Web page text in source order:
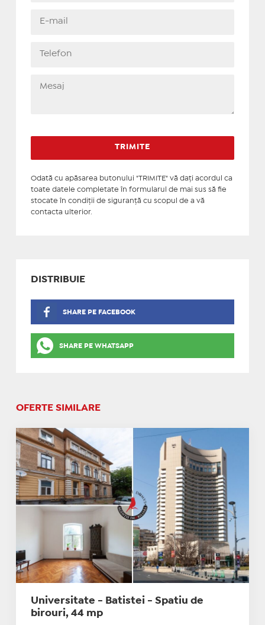
Odată cu apăsarea butonului "TRIMITE" vă daţi acordul ca
toate datele completate în formularul de mai sus să fie
stocate în condiţii de siguranţă cu scopul de a vă
contacta ulterior.
DISTRIBUIE
SHARE PE FACEBOOK
SHARE PE WHATSAPP
OFERTE SIMILARE
Universitate - Batistei - Spatiu de
birouri, 44 mp